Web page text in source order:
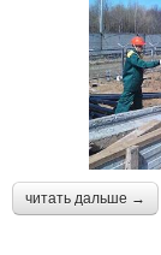
читать дальше →